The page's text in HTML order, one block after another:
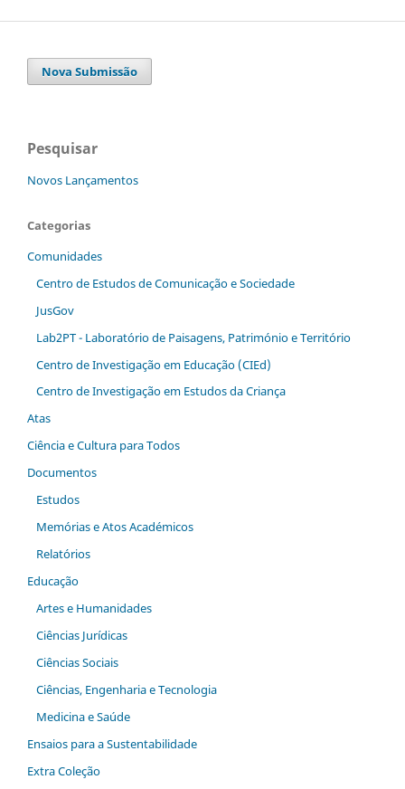
Nova Submissão
Pesquisar
Novos Lançamentos
Categorias
Comunidades
Centro de Estudos de Comunicação e Sociedade
JusGov
Lab2PT - Laboratório de Paisagens, Património e Território
Centro de Investigação em Educação (CIEd)
Centro de Investigação em Estudos da Criança
Atas
Ciência e Cultura para Todos
Documentos
Estudos
Memórias e Atos Académicos
Relatórios
Educação
Artes e Humanidades
Ciências Jurídicas
Ciências Sociais
Ciências, Engenharia e Tecnologia
Medicina e Saúde
Ensaios para a Sustentabilidade
Extra Coleção